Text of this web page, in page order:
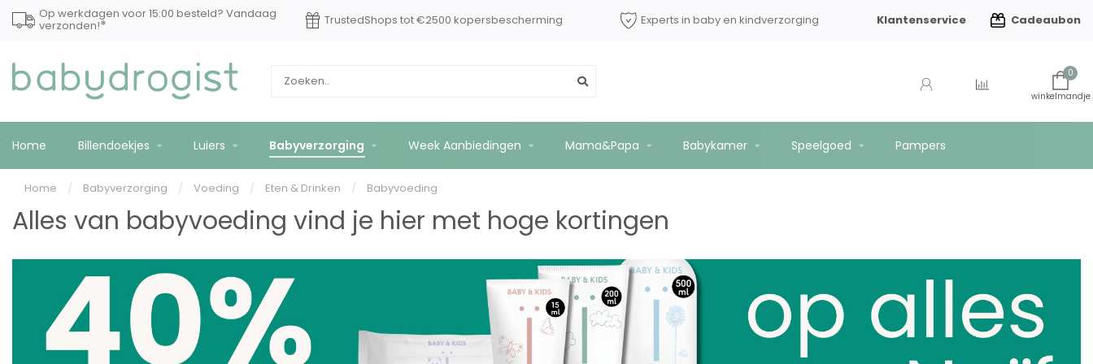
Op werkdagen voor 15:00 besteld? Vandaag
verzonden!* TrustedShops tot €2500 kopersbescherming Experts in baby en kindverzorging Gratis verzending vanaf €75
Klantenservice Cadeaubon
0
Home Billendoekjes Luiers Babyverzorging Week Aanbiedingen Mama&Papa Babykamer Speelgoed Pampers
Home / Babyverzorging / Voeding / Eten & Drinken / Babyvoeding
Alles van babyvoeding vind je hier met hoge kortingen